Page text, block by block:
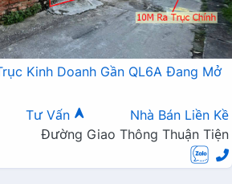
Kinh Doanh Gần QL6A Đang Mở
Tư Vấn
Nhà Bán Liền Kề
Đường Giao Thông Thuận Tiện